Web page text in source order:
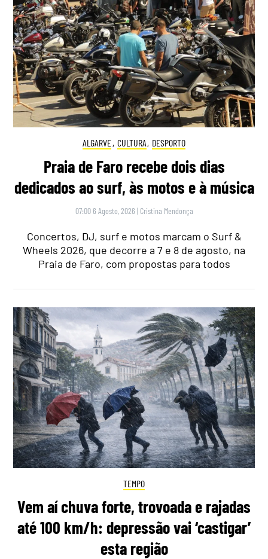
ALGARVE, CULTURA, DESPORTO
Praia de Faro recebe dois dias
dedicados ao surf, às motos e à música
07:00 6 Agosto, 2026 | Cristina Mendonça
Concertos, DJ, surf e motos marcam o Surf &
Wheels 2026, que decorre a 7 e 8 de agosto, na
Praia de Faro, com propostas para todos
TEMPO
Vem aí chuva forte, trovoada e rajadas
até 100 km/h: depressão vai ‘castigar’
esta região